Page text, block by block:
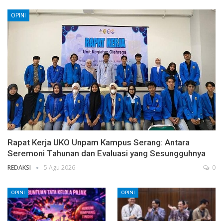
OPINI
Rapat Kerja UKO Unpam Kampus Serang: Antara
Seremoni Tahunan dan Evaluasi yang Sesungguhnya
REDAKSI 5 Agu 2026 0
OPINI OPINI